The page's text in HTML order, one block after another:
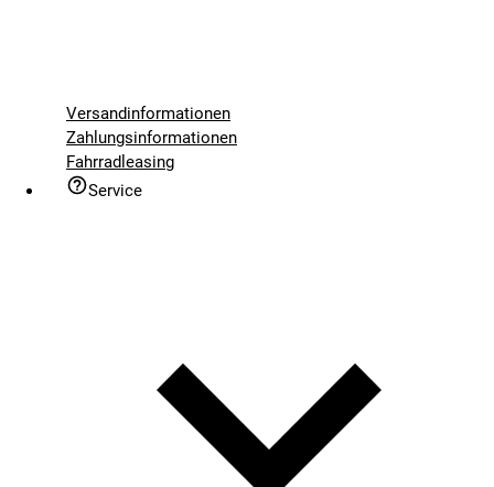
Versandinformationen
Zahlungsinformationen
Fahrradleasing
Service